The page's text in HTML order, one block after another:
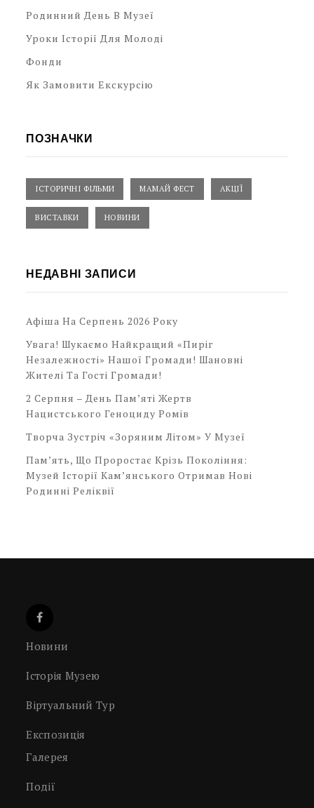
Родинний День В Музеї
Уроки Історії Для Молоді
Фонди
Як Замовити Екскурсію
ПОЗНАЧКИ
ІСТОРИЧНІ ФІЛЬМИ МАМАЙ ФЕСТ АКЦІЇ
ВИСТАВКИ НОВИНИ
НЕДАВНІ ЗАПИСИ
Афіша На Серпень 2026 Року
Увага! Шукаємо Найкращий «Пиріг
Незалежності» Нашої Громади! Шановні
Жителі Та Гості Громади!
2 Серпня – День Пам’яті Жертв
Нацистського Геноциду Ромів
Творча Зустріч «Зоряним Літом» У Музеї
Пам’ять, Що Проростає Крізь Покоління:
Музей Історії Кам’янського Отримав Нові
Родинні Реліквії
Новини
Історія Музею
Віртуальний Тур
Експозиція
Галерея
Події